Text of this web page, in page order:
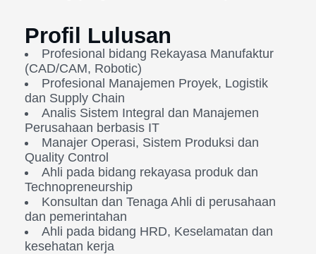
Profil Lulusan
Profesional bidang Rekayasa Manufaktur
(CAD/CAM, Robotic)
Profesional Manajemen Proyek, Logistik
dan Supply Chain
Analis Sistem Integral dan Manajemen
Perusahaan berbasis IT
Manajer Operasi, Sistem Produksi dan
Quality Control
Ahli pada bidang rekayasa produk dan
Technopreneurship
Konsultan dan Tenaga Ahli di perusahaan
dan pemerintahan
Ahli pada bidang HRD, Keselamatan dan
kesehatan kerja